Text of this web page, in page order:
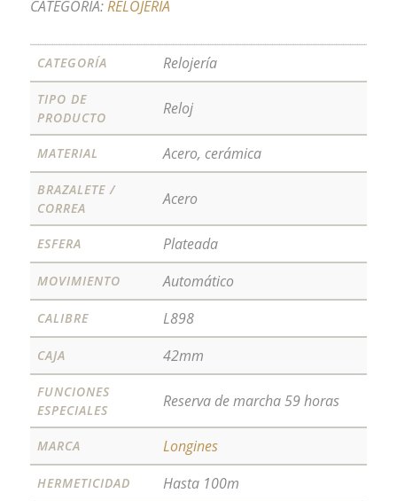
CATEGORÍA:RELOJERÍA
CATEGORÍA Relojería
TIPO DE
PRODUCTO
Reloj
MATERIAL Acero, cerámica
BRAZALETE /
CORREA
Acero
ESFERA Plateada
MOVIMIENTO Automático
CALIBRE L898
CAJA 42mm
FUNCIONES
ESPECIALES
Reserva de marcha 59 horas
MARCA Longines
HERMETICIDAD Hasta 100m